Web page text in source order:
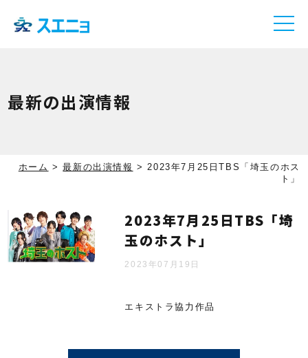
最新の出演情報
ホーム >最新の出演情報 >2023年7月25日TBS「埼玉のホス
ト」
2023年7月25日TBS「埼
玉のホスト」
2023年07月19日
エキストラ協力作品